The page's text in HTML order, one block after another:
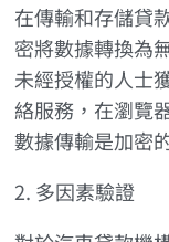
在傳輸和存儲貸
密將數據轉換為
未經授權的人士
絡服務，在瀏覽
數據傳輸是加密
2. 多因素驗證